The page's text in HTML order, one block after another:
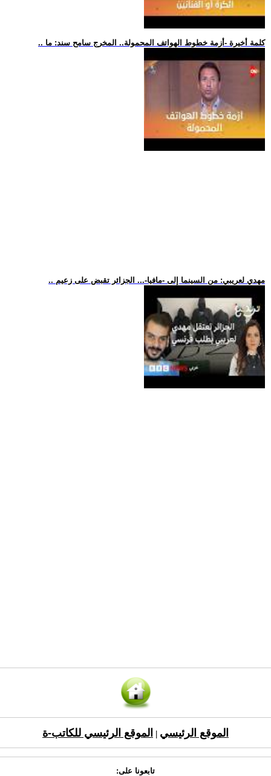
.. كلمة أخيرة -أزمة خطوط الهواتف المحمولة.. المخرج سامح سند: ما
.. مهدي لعريبي: من السينما إلى -مافيا-... الجزائر تقبض على زعيم
الموقع الرئيسي الموقع الرئيسي للكاتب-ة
تابعونا على: